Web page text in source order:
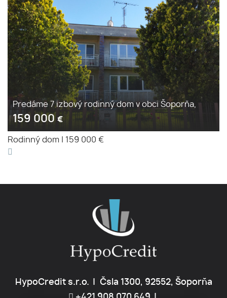
Predáme 7 izbový rodinný dom v obci Šoporňa,
159 000 €
Rodinný dom 159 000 €
HypoCredit s.r.o.
Čsla 1300, 92552, Šoporňa